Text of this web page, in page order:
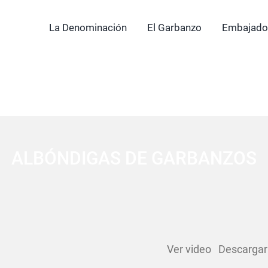
La Denominación El Garbanzo
Ver video